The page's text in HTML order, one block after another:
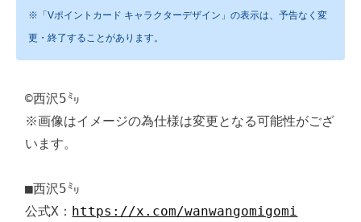
※「Vポイントカード キャラクターデザイン」の表示は、予告なく変
更・終了することがあります。
©西沢5㍉
※画像はイメージの為仕様は変更となる可能性がござ
います。
■西沢5㍉
公式X： https://x.com/wanwangomigomi